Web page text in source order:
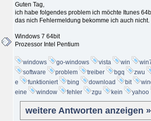
Guten Tag,
ich habe folgendes problem ich möchte Itunes
das nich Fehlermeldung bekomme ich auch nicht.
Windows 7 64bit
Prozessor Intel Pentium
windows go-windows vista win
software
problem treiber bgq zwu
e
funktioniert bing download bit
eine
window fehler zgu kein yahoo
weitere Antworten anzeigen